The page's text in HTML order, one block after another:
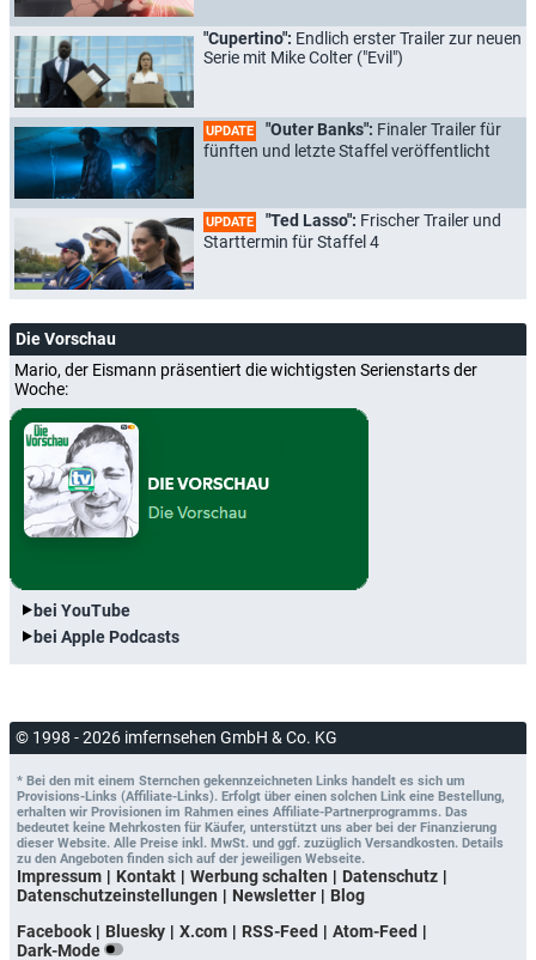
"Cupertino": Endlich erster Trailer zur neuen
Serie mit Mike Colter ("Evil")
UPDATE "Outer Banks": Finaler Trailer für
fünften und letzte Staffel veröffentlicht
UPDATE "Ted Lasso": Frischer Trailer und
Starttermin für Staffel 4
Die Vorschau
Mario, der Eismann präsentiert die wichtigsten Serienstarts der
Woche:
bei YouTube
bei Apple Podcasts
© 1998 - 2026 imfernsehen GmbH & Co. KG
* Bei den mit einem Sternchen gekennzeichneten Links handelt es sich um
Provisions-Links (Affiliate-Links). Erfolgt über einen solchen Link eine Bestellung,
erhalten wir Provisionen im Rahmen eines Affiliate-Partnerprogramms. Das
bedeutet keine Mehrkosten für Käufer, unterstützt uns aber bei der Finanzierung
dieser Website. Alle Preise inkl. MwSt. und ggf. zuzüglich Versandkosten. Details
zu den Angeboten finden sich auf der jeweiligen Webseite.
Impressum Kontakt Werbung schalten
Datenschutz
Datenschutzeinstellungen
Newsletter
Blog
Facebook
Bluesky X.com RSS-Feed
Atom-Feed
Dark-Mode